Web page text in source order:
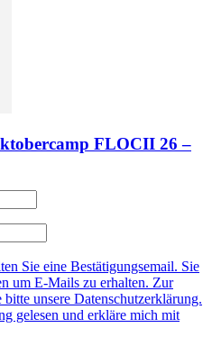
FLOCII 26 –
Sie eine Bestätigungsemail. Sie
um E-Mails zu erhalten. Zur
unsere Datenschutzerklärung.
gelesen und erkläre mich mit